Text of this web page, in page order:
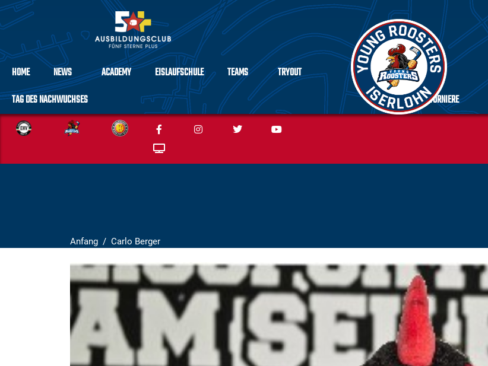
HOME NEWS ACADEMY EISLAUFSCHULE TEAMS
TRYOUT
TAG DES NACHWUCHSES
TURNIERE
Anfang Carlo Berger